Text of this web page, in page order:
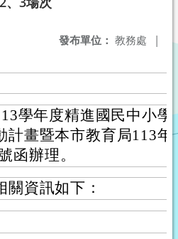
發布單位： 教務處 |
學年度精進國民中小
計畫暨本市教育局113
函辦理。
關資訊如下：